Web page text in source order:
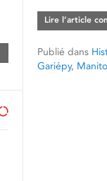
Lire l’article
Publié dans
Gariépy,